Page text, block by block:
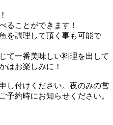
ることができます！
を調理して頂く事も可能で
て一番美味しい料理を出して
はお楽しみに！
し付けください。夜のみの営
予約時にお知らせください。